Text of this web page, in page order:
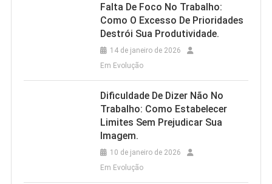
Falta De Foco No Trabalho:
Como O Excesso De Prioridades
Destrói Sua Produtividade.
14 de janeiro de 2026
Em Evolução
Dificuldade De Dizer Não No
Trabalho: Como Estabelecer
Limites Sem Prejudicar Sua
Imagem.
10 de janeiro de 2026
Em Evolução